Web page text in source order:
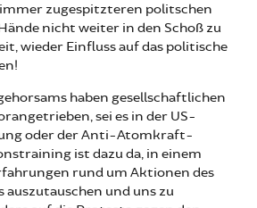
zugespitzteren politschen
nicht weiter in den Schoß zu
wieder Einfluss auf das politische
haben gesellschaftlichen
sei es in der US-
oder der Anti-Atomkraft-
ist dazu da, in einem
rund um Aktionen des
auszutauschen und uns zu